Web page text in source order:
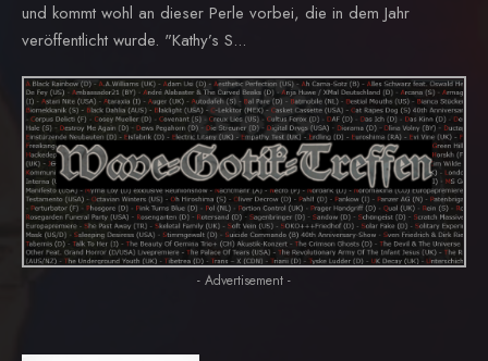
und kommt wohl an dieser Perle vorbei, die in dem Jahr
veröffentlicht wurde. "Kathy’s S...
- Advertisement -